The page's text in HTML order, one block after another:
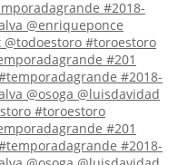
#201
#201